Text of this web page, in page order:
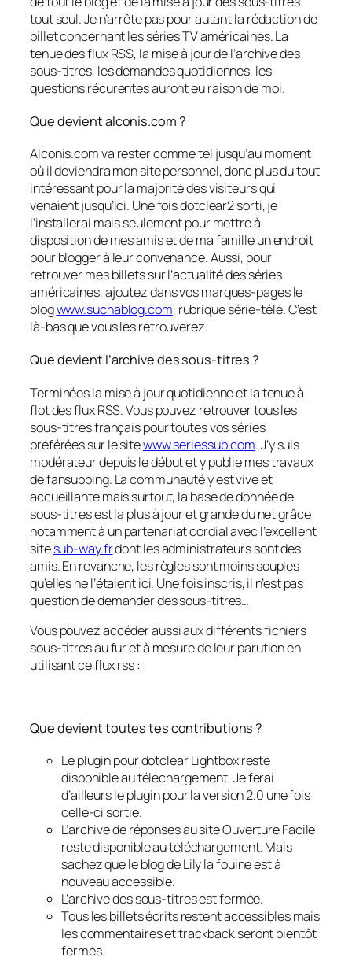
tout seul. Je n’arrête pas pour autant la rédaction de
billet concernant les séries TV américaines. La
tenue des flux RSS, la mise à jour de l’archive des
sous-titres, les demandes quotidiennes, les
questions récurentes auront eu raison de moi.
Que devient alconis.com ?
Alconis.com va rester comme tel jusqu’au moment
où il deviendra mon site personnel, donc plus du tout
intéressant pour la majorité des visiteurs qui
venaient jusqu’ici. Une fois dotclear2 sorti, je
l’installerai mais seulement pour mettre à
disposition de mes amis et de ma famille un endroit
pour blogger à leur convenance. Aussi, pour
retrouver mes billets sur l’actualité des séries
américaines, ajoutez dans vos marques-pages le
blogwww.suchablog.com, rubrique série-télé. C’est
là-bas que vous les retrouverez.
Que devient l’archive des sous-titres ?
Terminées la mise à jour quotidienne et la tenue à
flot des flux RSS. Vous pouvez retrouver tous les
sous-titres français pour toutes vos séries
préférées sur le sitewww.seriessub.com. J’y suis
modérateur depuis le début et y publie mes travaux
de fansubbing. La communauté y est vive et
accueillante mais surtout, la base de donnée de
sous-titres est la plus à jour et grande du net grâce
notamment à un partenariat cordial avec l’excellent
sitesub-way.frdont les administrateurs sont des
amis. En revanche, les règles sont moins souples
qu’elles ne l’étaient ici. Une fois inscris, il n’est pas
question de demander des sous-titres…
Vous pouvez accéder aussi aux différents fichiers
sous-titres au fur et à mesure de leur parution en
utilisant ce flux rss :
Que devient toutes tes contributions ?
Le plugin pour dotclear Lightbox reste
disponible au téléchargement. Je ferai
d’ailleurs le plugin pour la version 2.0 une fois
celle-ci sortie.
L’archive de réponses au site Ouverture Facile
reste disponible au téléchargement. Mais
sachez que le blog de Lily la fouine est à
nouveau accessible.
L’archive des sous-titres est fermée.
Tous les billets écrits restent accessibles mais
les commentaires et trackback seront bientôt
fermés.